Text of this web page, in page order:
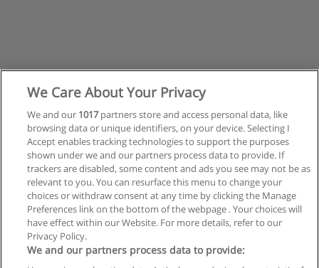
Siguiente
Página1de 3
We Care About Your Privacy
We and our 1017partners store and access personal data, like
browsing data or unique identifiers, on your device. Selecting I
Accept enables tracking technologies to support the purposes
shown under we and our partners process data to provide. If
trackers are disabled, some content and ads you see may not be as
relevant to you. You can resurface this menu to change your
choices or withdraw consent at any time by clicking the Manage
Preferences link on the bottom of the webpage . Your choices will
have effect within our Website. For more details, refer to our
Privacy Policy.
We and our partners process data to provide: